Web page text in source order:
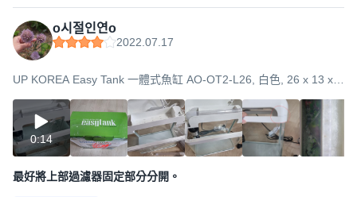
o시절인연o
2022.07.17
UP KOREA Easy Tank 一體式魚缸 AO-OT2-L26, 白色, 26 x 13 x
0:14
最好將上部過濾器固定部分分開。